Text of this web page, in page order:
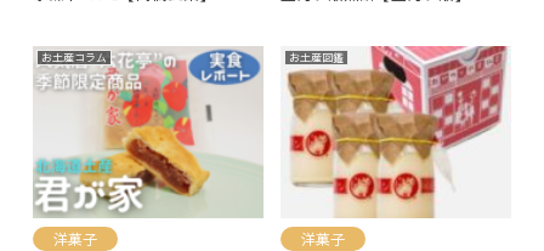
お土産コラム
洋菓子
お土産図鑑
洋菓子